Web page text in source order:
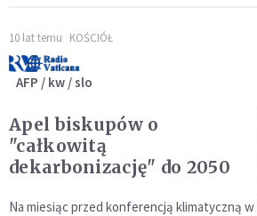
10 lat temu KOŚCIÓŁ
AFP / kw / slo
Apel biskupów o
"całkowitą
dekarbonizację" do 2050
Na miesiąc przed konferencją klimatyczną